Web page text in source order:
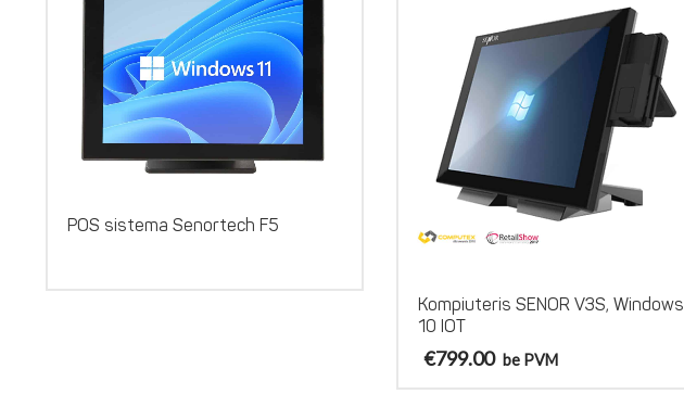
POS sistema Senortech F5
Kompiuteris SENOR V3S, Windows
10 IOT
€799.00 be PVM